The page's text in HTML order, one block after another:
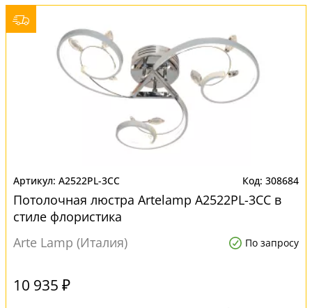
A2522PL-3CC 308684
Потолочная люстра Artelamp A2522PL-3CC в
стиле флористика
Arte Lamp (Италия)
По запросу
10 935 ₽